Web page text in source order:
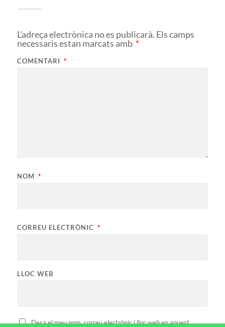
L'adreça electrònica no es publicarà. Els camps
necessaris estan marcats amb *
COMENTARI *
NOM *
CORREU ELECTRÒNIC *
LLOC WEB
Desa el meu nom, correu electrònic i lloc web en aquest